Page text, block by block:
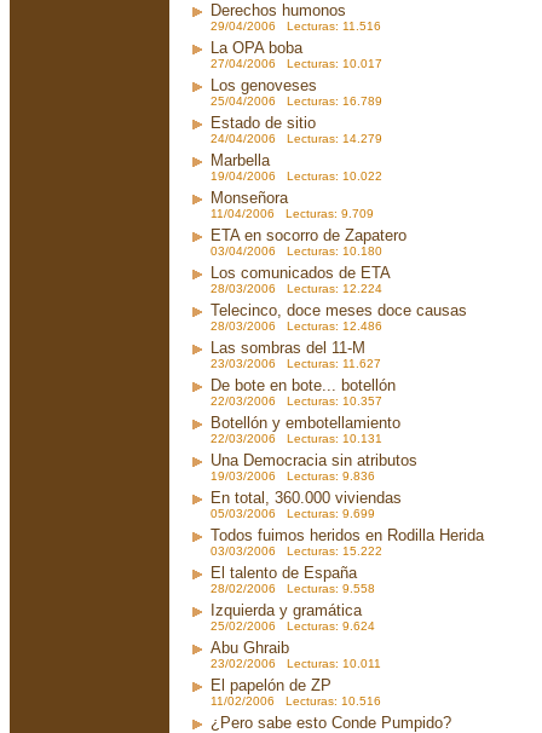
Derechos humonos
29/04/2006 Lecturas: 11.516
La OPA boba
27/04/2006 Lecturas: 10.017
Los genoveses
25/04/2006 Lecturas: 16.789
Estado de sitio
24/04/2006 Lecturas: 14.279
Marbella
19/04/2006 Lecturas: 10.022
Monseñora
11/04/2006 Lecturas: 9.709
ETA en socorro de Zapatero
03/04/2006 Lecturas: 10.180
Los comunicados de ETA
28/03/2006 Lecturas: 12.224
Telecinco, doce meses doce causas
28/03/2006 Lecturas: 12.486
Las sombras del 11-M
23/03/2006 Lecturas: 11.627
De bote en bote... botellón
22/03/2006 Lecturas: 10.357
Botellón y embotellamiento
22/03/2006 Lecturas: 10.131
Una Democracia sin atributos
19/03/2006 Lecturas: 9.836
En total, 360.000 viviendas
05/03/2006 Lecturas: 9.699
Todos fuimos heridos en Rodilla Herida
03/03/2006 Lecturas: 15.222
El talento de España
28/02/2006 Lecturas: 9.558
Izquierda y gramática
25/02/2006 Lecturas: 9.624
Abu Ghraib
23/02/2006 Lecturas: 10.011
El papelón de ZP
11/02/2006 Lecturas: 10.516
¿Pero sabe esto Conde Pumpido?